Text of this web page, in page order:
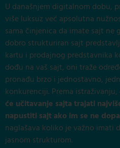
U današnjem digitalnom dobu,
više luksuz već apsolutna
sama činjenica da imate sajt ne
dobro strukturiran sajt
kartu i prodajnog predstavnika
dođu na vaš sajt, oni traže
pronađu brzo i jednostavno,
konkurenciji. Prema istraživanju,
će učitavanje sajta trajati
napustiti sajt ako im se ne
naglašava koliko je važno imati
jasnom strukturom.